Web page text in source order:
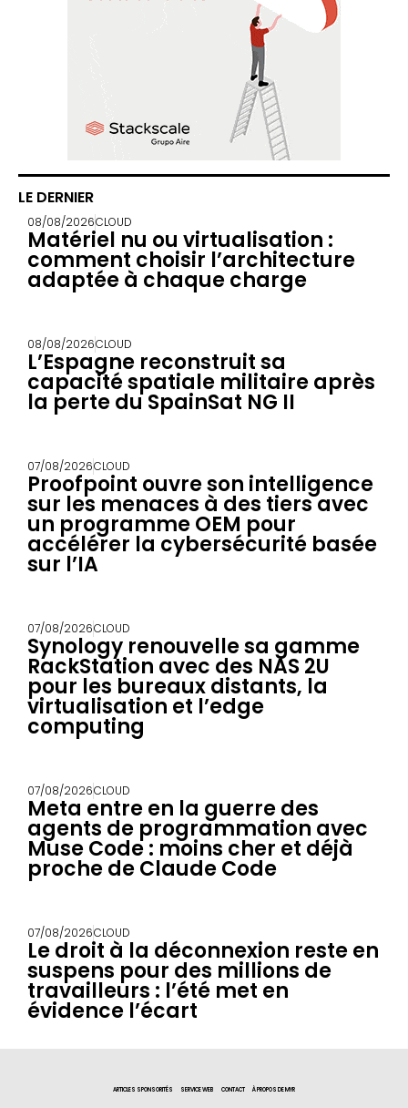
LE DERNIER
08/08/2026CLOUD
Matériel nu ou virtualisation :
comment choisir l’architecture
adaptée à chaque charge
08/08/2026CLOUD
L’Espagne reconstruit sa
capacité spatiale militaire après
la perte du SpainSat NG II
07/08/2026CLOUD
Proofpoint ouvre son intelligence
sur les menaces à des tiers avec
un programme OEM pour
accélérer la cybersécurité basée
sur l’IA
07/08/2026CLOUD
Synology renouvelle sa gamme
RackStation avec des NAS 2U
pour les bureaux distants, la
virtualisation et l’edge
computing
07/08/2026CLOUD
Meta entre en la guerre des
agents de programmation avec
Muse Code : moins cher et déjà
proche de Claude Code
07/08/2026CLOUD
Le droit à la déconnexion reste en
suspens pour des millions de
travailleurs : l’été met en
évidence l’écart
ARTICLES SPONSORITÉS SERVICE WEB CONTACT À PROPOS DE MYR